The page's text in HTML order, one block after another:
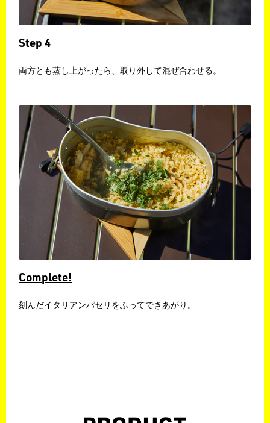
Step 4
​両方とも蒸し上がったら、取り外して混ぜ合わせる。
Complete!
​刻んだイタリアンパセリをふってできあがり。